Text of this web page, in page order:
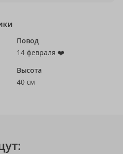
Повод
14 февраля ❤️
Высота
40 см